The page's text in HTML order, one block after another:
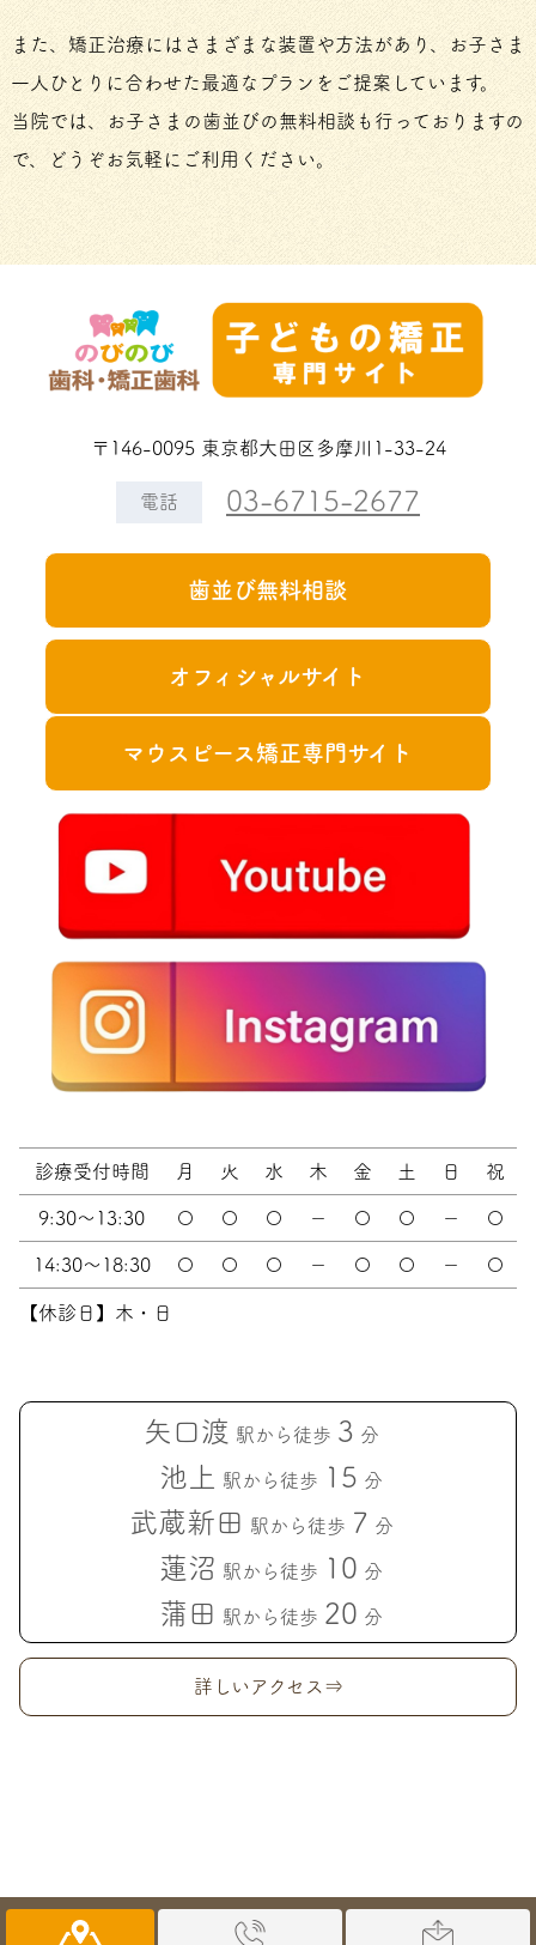
また、矯正治療にはさまざまな装置や方法があり、お子さま
一人ひとりに合わせた最適なプランをご提案しています。
当院では、お子さまの歯並びの無料相談も行っておりますの
で、どうぞお気軽にご利用ください。
〒146-0095 東京都大田区多摩川1-33-24
電話 03-6715-2677
歯並び無料相談
オフィシャルサイト
マウスピース矯正専門サイト
診療受付時間 月 火 水 木 金 土 日 祝
9:30～13:30 〇 〇 〇 － 〇 〇 － 〇
14:30～18:30 〇 〇 〇 － 〇 〇 － 〇
【休診日】木・日
矢口渡 駅から徒歩 3 分
池上 駅から徒歩 15 分
武蔵新田 駅から徒歩 7 分
蓮沼 駅から徒歩 10 分
蒲田 駅から徒歩 20 分
詳しいアクセス⇒